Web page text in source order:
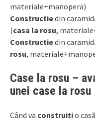
materiale+manopera)
Constructiedin
(casa la rosu,
Constructiedin
rosu,
Case la rosu –
unei case la rosu
Când va construitio